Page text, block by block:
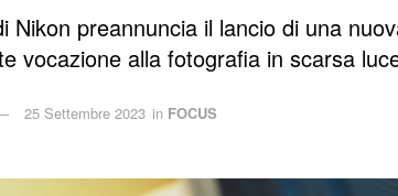
Nikon preannuncia il lancio di una
vocazione alla fotografia in scarsa
25 Settembre 2023 in FOCUS